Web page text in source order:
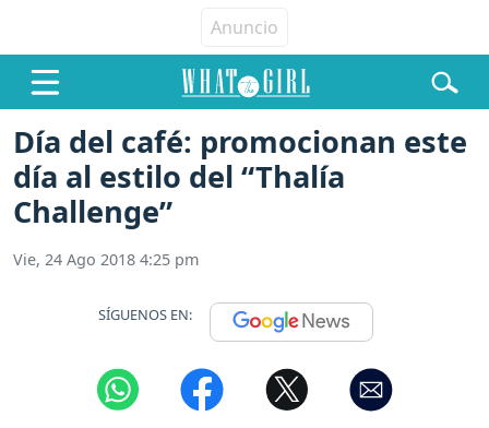
Día del café: promocionan este
día al estilo del “Thalía
Challenge”
Vie, 24 Ago 2018 4:25 pm
SÍGUENOS EN: